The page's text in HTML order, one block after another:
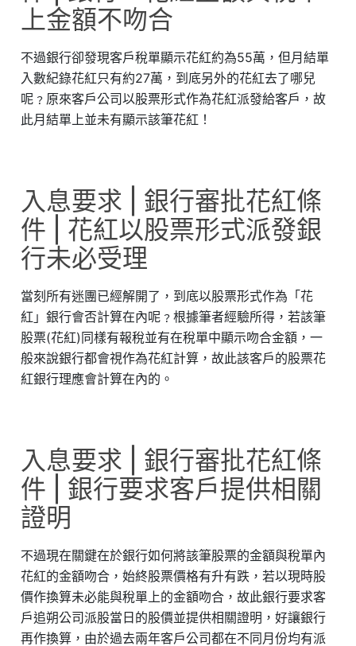
上金額不吻合
不過銀行卻發現客戶稅單顯示花紅約為55萬，但月結單
入數紀錄花紅只有約27萬，到底另外的花紅去了哪兒
呢﹖原來客戶公司以股票形式作為花紅派發給客戶，故
此月結單上並未有顯示該筆花紅！
入息要求 | 銀行審批花紅條
件 | 花紅以股票形式派發銀
行未必受理
當刻所有迷團已經解開了，到底以股票形式作為「花
紅」銀行會否計算在內呢﹖根據筆者經驗所得，若該筆
股票(花紅)同樣有報稅並有在稅單中顯示吻合金額，一
般來說銀行都會視作為花紅計算，故此該客戶的股票花
紅銀行理應會計算在內的。
入息要求 | 銀行審批花紅條
件 | 銀行要求客戶提供相關
證明
不過現在關鍵在於銀行如何將該筆股票的金額與稅單內
花紅的金額吻合，始終股票價格有升有跌，若以現時股
價作換算未必能與稅單上的金額吻合，故此銀行要求客
戶追朔公司派股當日的股價並提供相關證明，好讓銀行
再作換算，由於過去兩年客戶公司都在不同月份均有派